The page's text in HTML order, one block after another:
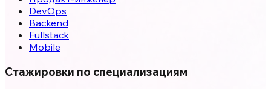
DevOps
Backend
Fullstack
Mobile
Стажировки по специализациям